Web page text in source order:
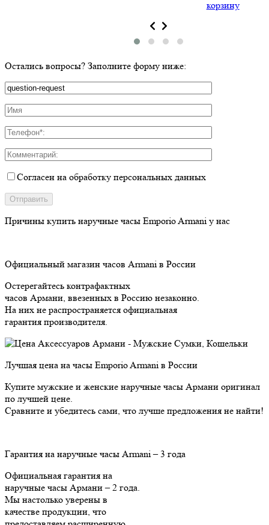
корзину
Остались вопросы? Заполните форму ниже:
Согласен на обработку персональных данных
Причины купить наручные часы Emporio Armani у нас
Официальный магазин часов Armani в России
Остерегайтесь контрафактных
часов Армани, ввезенных в Россию незаконно.
На них не распространяется официальная
гарантия производителя.
Лучшая цена на часы Emporio Armani в России
Купите мужские и женские наручные часы Армани оригинал
по лучшей цене.
Сравните и убедитесь сами, что лучше предложения не найти!
Гарантия на наручные часы Armani – 3 года
Официальная гарантия на
наручные часы Армани – 2 года.
Мы настолько уверены в
качестве продукции, что